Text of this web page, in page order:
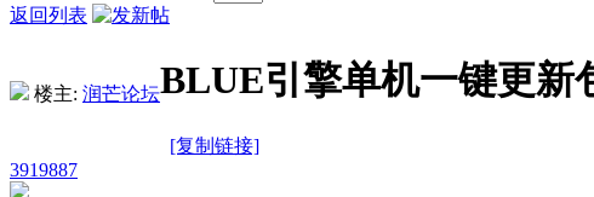
返回列表
楼主: 润芒论坛BLUE引擎单机一键更新
[复制链接]
3919887